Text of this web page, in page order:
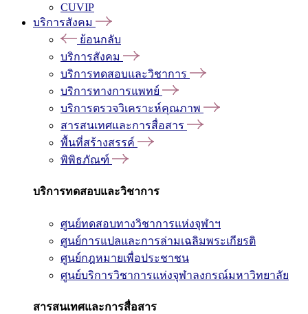
CUVIP
บริการสังคม
ย้อนกลับ
บริการสังคม
บริการทดสอบและวิชาการ
บริการทางการแพทย์
บริการตรวจวิเคราะห์คุณภาพ
สารสนเทศและการสื่อสาร
พื้นที่สร้างสรรค์
พิพิธภัณฑ์
บริการทดสอบและวิชาการ
ศูนย์ทดสอบทางวิชาการแห่งจุฬาฯ
ศูนย์การแปลและการล่ามเฉลิมพระเกียรติ
ศูนย์กฎหมายเพื่อประชาชน
ศูนย์บริการวิชาการแห่งจุฬาลงกรณ์มหาวิทยาลัย
สารสนเทศและการสื่อสาร